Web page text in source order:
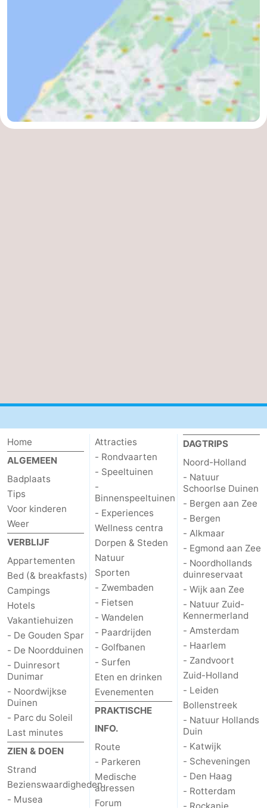
Home
ALGEMEEN
Badplaats
Tips
Voor kinderen
Weer
VERBLIJF
Appartementen
Bed (& breakfasts)
Campings
Hotels
Vakantiehuizen
- De Gouden Spar
- De Noordduinen
- Duinresort
Dunimar
- Noordwijkse
Duinen
- Parc du Soleil
Last minutes
ZIEN & DOEN
Strand
Bezienswaardigheden
- Musea
Attracties
- Rondvaarten
- Speeltuinen
-
Binnenspeeltuinen
- Experiences
Wellness centra
Dorpen & Steden
Natuur
Sporten
- Zwembaden
- Fietsen
- Wandelen
- Paardrijden
- Golfbanen
- Surfen
Eten en drinken
Evenementen
PRAKTISCHE
INFO.
Route
- Parkeren
Medische
adressen
Forum
DAGTRIPS
Noord-Holland
- Natuur
Schoorlse Duinen
- Bergen aan Zee
- Bergen
- Alkmaar
- Egmond aan Zee
- Noordhollands
duinreservaat
- Wijk aan Zee
- Natuur Zuid-
Kennermerland
- Amsterdam
- Haarlem
- Zandvoort
Zuid-Holland
- Leiden
Bollenstreek
- Natuur Hollands
Duin
- Katwijk
- Scheveningen
- Den Haag
- Rotterdam